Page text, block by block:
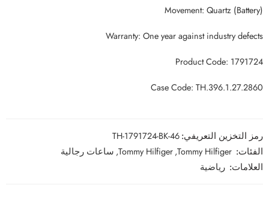
Movement: Quartz (Battery)
Warranty: One year against industry defects
Product Code: 1791724
Case Code: TH.396.1.27.2860
رمز التخزين التعريفي:TH-1791724-BK-46
الفئات: Tommy Hilfiger
,
Tommy Hilfiger
, ساعات رجالية
العلامات: رياضية